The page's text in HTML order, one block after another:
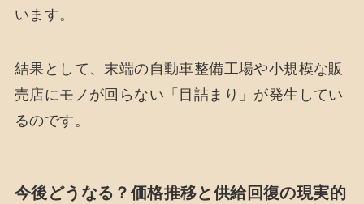
います。
結果として、末端の自動車整備工場や小規模な販
売店にモノが回らない「目詰まり」が発生してい
るのです。
今後どうなる？価格推移と供給回復の現実的